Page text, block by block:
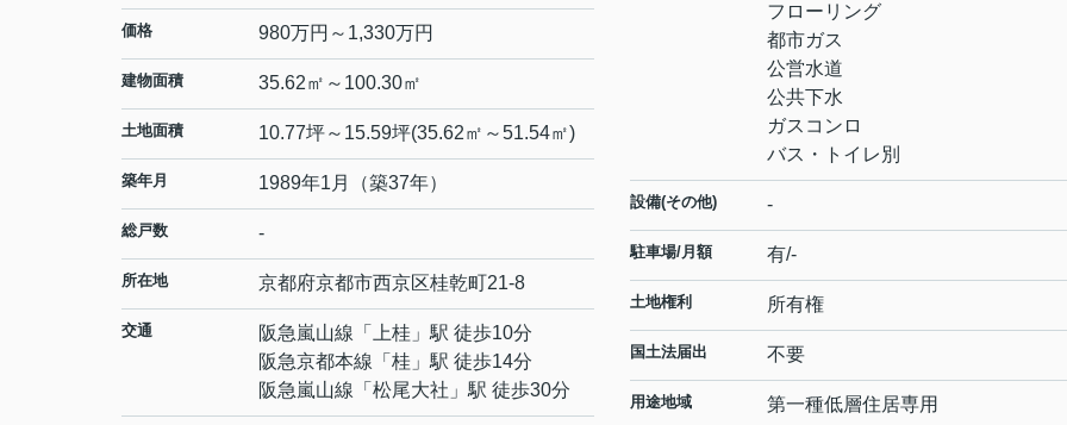
価格 980万円～1,330万円
建物面積 35.62㎡～100.30㎡
土地面積 10.77坪～15.59坪(35.62㎡～51.54㎡)
築年月 1989年1月（築37年）
総戸数 -
所在地 京都府京都市西京区桂乾町21-8
交通 阪急嵐山線 「 上桂 」駅 徒歩10分
阪急京都本線 「 桂 」駅 徒歩14分
阪急嵐山線 「 松尾大社 」駅 徒歩30分
フローリング
都市ガス
公営水道
公共下水
ガスコンロ
バス・トイレ別
設備(その他) -
駐車場/月額 有/-
土地権利 所有権
国土法届出 不要
用途地域 第一種低層住居専用